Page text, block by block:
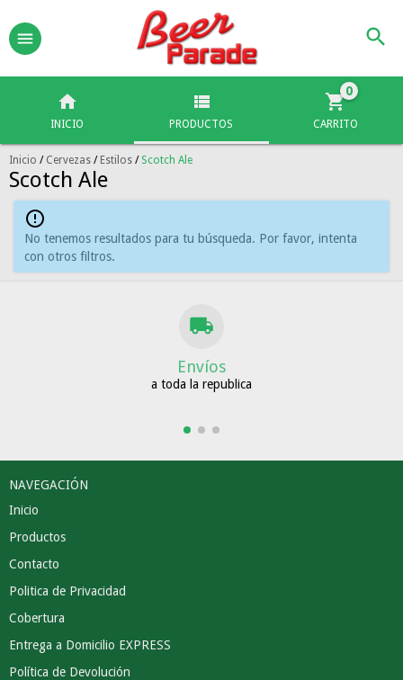
INICIO PRODUCTOS CARRITO
0
Inicio / Cervezas / Estilos / Scotch Ale
Scotch Ale
No tenemos resultados para tu búsqueda. Por favor, intenta
con otros filtros.
Envíos
a toda la republica
NAVEGACIÓN
Inicio
Productos
Contacto
Politica de Privacidad
Cobertura
Entrega a Domicilio EXPRESS
Política de Devolución